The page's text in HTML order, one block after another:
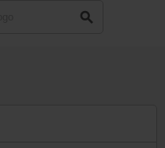
